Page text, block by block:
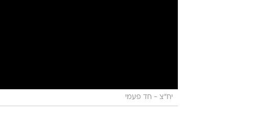
יח"צ - חד פעמי